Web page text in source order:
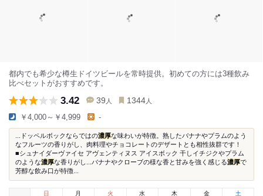
都内でも希少な樽生ドイツビールを常時提供。初めての方には3種飲み
比べセットがおすすめです。
3.42 39 人 1344 人
￥4,000～￥4,999 -
...ドッペルボックならではの濃厚な味わいが特徴。熟したバナナやプラムのよう
なフルーツの香りがし、肉料理やチョコレートのデザートとも相性抜群です！
■シュナイダーヴァイセ アヴェンティヌス アイスボック 干しイチジクやプラム
のような濃厚な香りがし...バナナやクローブの様な香と甘みを強く感じる濃厚で
芳醇な飲み口が特徴...
日
月 火 水 木 金 土